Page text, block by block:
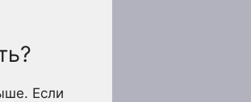
Если